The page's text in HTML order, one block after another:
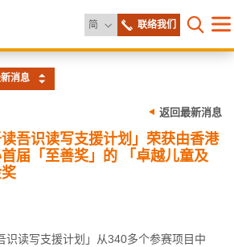
简 更改语言联络我们
打开目
消息
返回最新消息
读吾识读写支援计划」荣获由香港
届「至善奖」的 「卓越儿童及
识读写支援计划」从340多个参赛项目中